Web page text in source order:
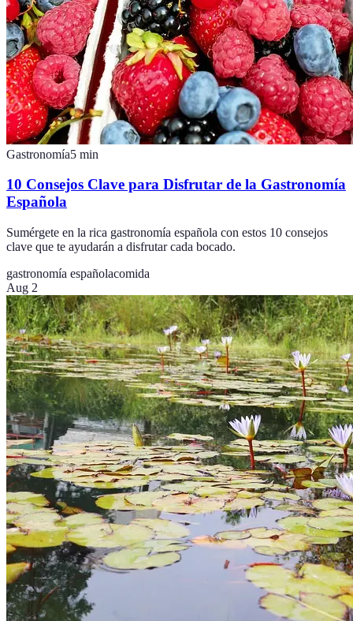
Gastronomía5 min
10 Consejos Clave para Disfrutar de la Gastronomía
Española
Sumérgete en la rica gastronomía española con estos 10 consejos
clave que te ayudarán a disfrutar cada bocado.
gastronomía españolacomida
Aug 2